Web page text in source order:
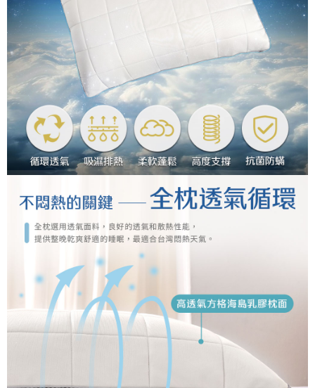
恩沛科技股份有限公司將有權停止該用戶之使用額度並採取法律行動。